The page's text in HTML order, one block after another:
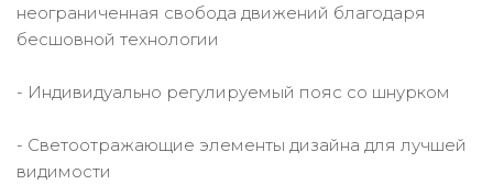
неограниченная свобода движений благодаря
бесшовной технологии
- Индивидуально регулируемый пояс со шнурком
- Светоотражающие элементы дизайна для лучшей
видимости